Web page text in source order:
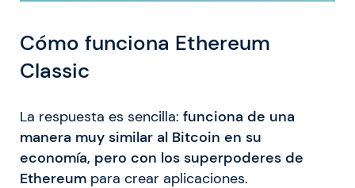
Cómo funciona Ethereum
Classic
La respuesta es sencilla: funciona de una
manera muy similar al Bitcoin en su
economía, pero con los superpoderes de
Ethereum para crear aplicaciones.